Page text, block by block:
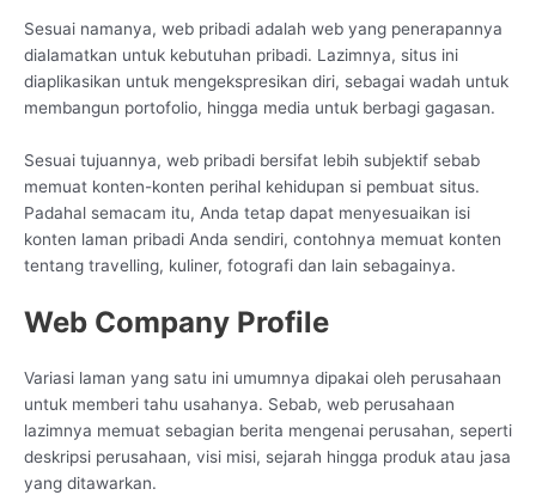
Sesuai namanya, web pribadi adalah web yang penerapannya
dialamatkan untuk kebutuhan pribadi. Lazimnya, situs ini
diaplikasikan untuk mengekspresikan diri, sebagai wadah untuk
membangun portofolio, hingga media untuk berbagi gagasan.
Sesuai tujuannya, web pribadi bersifat lebih subjektif sebab
memuat konten-konten perihal kehidupan si pembuat situs.
Padahal semacam itu, Anda tetap dapat menyesuaikan isi
konten laman pribadi Anda sendiri, contohnya memuat konten
tentang travelling, kuliner, fotografi dan lain sebagainya.
Web Company Profile
Variasi laman yang satu ini umumnya dipakai oleh perusahaan
untuk memberi tahu usahanya. Sebab, web perusahaan
lazimnya memuat sebagian berita mengenai perusahan, seperti
deskripsi perusahaan, visi misi, sejarah hingga produk atau jasa
yang ditawarkan.